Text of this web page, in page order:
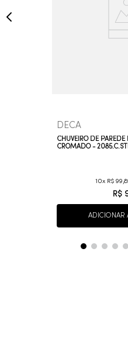
DECA
CHUVEIRO DE PAREDE
CROMADO -
10 R$ 99,
R$
ADICIONAR